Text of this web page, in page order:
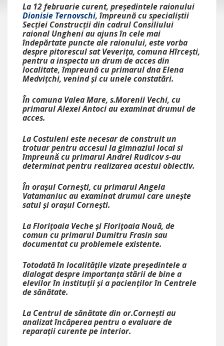
La 12 februarie curent, președintele raionului
Dionisie Ternovschi, împreună cu specialiștii
Secției Construcții din cadrul Consiliului
raional Ungheni au ajuns în cele mai
îndepărtate puncte ale raionului, este vorba
despre pitorescul sat Veverița, comuna Hîrcești,
pentru a inspecta un drum de acces din
localitate, împreună cu primarul dna Elena
Medvițchi, venind și cu unele constatări.
În comuna Valea Mare, s.Morenii Vechi, cu
primarul Alexei Antoci au examinat drumul de
acces.
La Costuleni este necesar de construit un
trotuar pentru accesul la gimnaziul local si
împreună cu primarul Andrei Rudicov s-au
determinat pentru realizarea acestui obiectiv.
În orașul Cornești, cu primarul Angela
Vatamaniuc au examinat drumul care unește
satul și orașul Cornești.
La Florițoaia Veche și Florițoaia Nouă, de
comun cu primarul Dumitru Frasin sau
documentat cu problemele existente.
Totodată în localitățile vizate președintele a
dialogat despre importanța stării de bine a
elevilor în instituții și a pacienților în Centrele
de sănătate.
La Centrul de sănătate din or.Cornești au
analizat încăperea pentru o evaluare de
reparații curente pe interior.